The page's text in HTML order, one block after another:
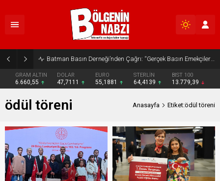
Batman Basın Derneği’nden Çağrı: “Gerçek Basın Emekçileri Desteklenmeli”
GRAM ALTIN
6.660,55
DOLAR
47,7111
EURO
55,1881
STERLİN
64,4139
BIST 100
13.779,39
ödül töreni Anasayfa Etiket:ödül töreni